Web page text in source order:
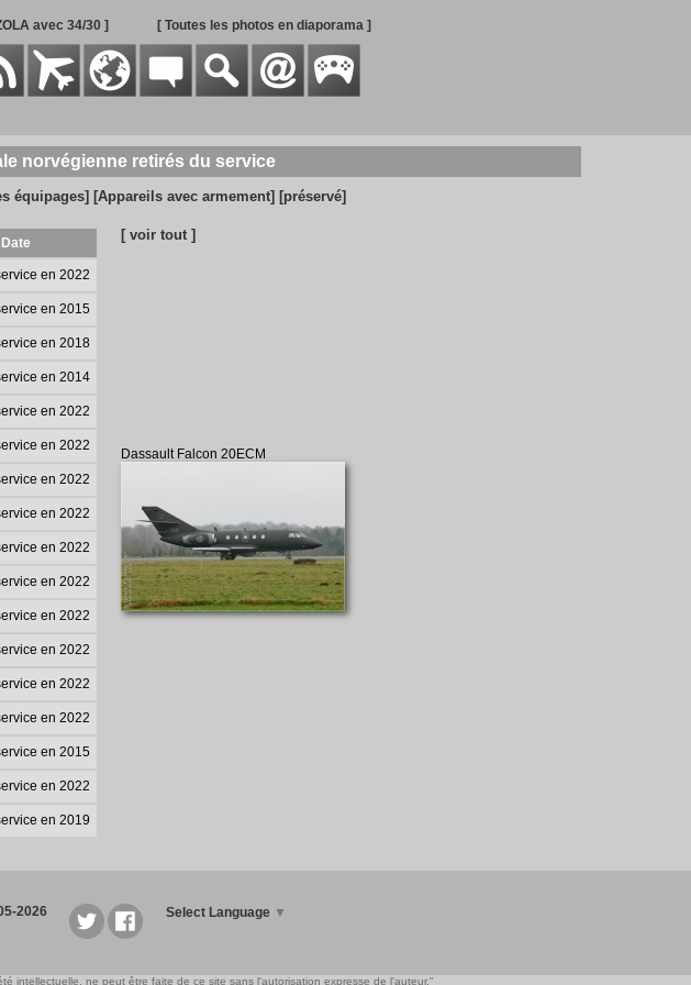
avec 34/30 ] [ Toutes les photos en diaporama ]
norvégienne retirés du service
équipages] [Appareils avec armement] [préservé]
Date
en 2022
en 2015
en 2018
en 2014
en 2022
en 2022
en 2022
en 2022
en 2022
en 2022
en 2022
en 2022
en 2022
en 2022
en 2015
en 2022
en 2019
[ voir tout ]
Dassault Falcon 20ECM
2026 Select Language ▼
intellectuelle, ne peut être faite de ce site sans l'autorisation expresse de l'auteur."